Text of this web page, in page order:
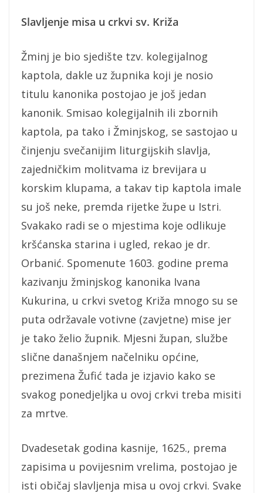
Slavljenje misa u crkvi sv. Križa
Žminj je bio sjedište tzv. kolegijalnog
kaptola, dakle uz župnika koji je nosio
titulu kanonika postojao je još jedan
kanonik. Smisao kolegijalnih ili zbornih
kaptola, pa tako i Žminjskog, se sastojao u
činjenju svečanijim liturgijskih slavlja,
zajedničkim molitvama iz brevijara u
korskim klupama, a takav tip kaptola imale
su još neke, premda rijetke župe u Istri.
Svakako radi se o mjestima koje odlikuje
kršćanska starina i ugled, rekao je dr.
Orbanić. Spomenute 1603. godine prema
kazivanju žminjskog kanonika Ivana
Kukurina, u crkvi svetog Križa mnogo su se
puta održavale votivne (zavjetne) mise jer
je tako želio župnik. Mjesni župan, službe
slične današnjem načelniku općine,
prezimena Žufić tada je izjavio kako se
svakog ponedjeljka u ovoj crkvi treba misiti
za mrtve.
Dvadesetak godina kasnije, 1625., prema
zapisima u povijesnim vrelima, postojao je
isti običaj slavljenja misa u ovoj crkvi. Svake